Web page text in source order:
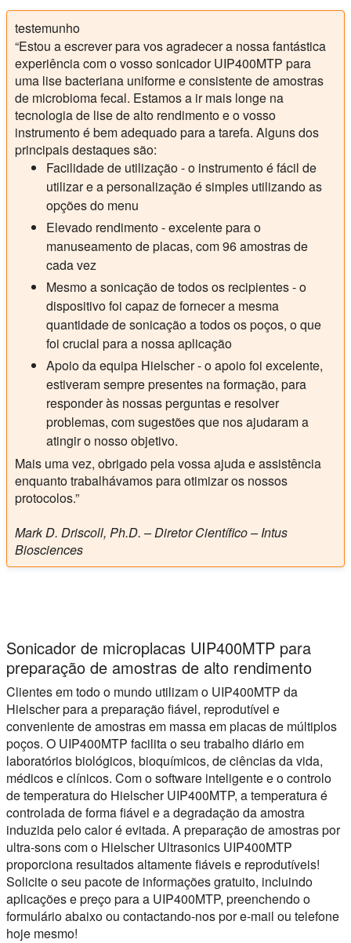
testemunho
“Estou a escrever para vos agradecer a nossa fantástica
experiência com o vosso sonicador UIP400MTP para
uma lise bacteriana uniforme e consistente de amostras
de microbioma fecal. Estamos a ir mais longe na
tecnologia de lise de alto rendimento e o vosso
instrumento é bem adequado para a tarefa. Alguns dos
principais destaques são:
Facilidade de utilização - o instrumento é fácil de
utilizar e a personalização é simples utilizando as
opções do menu
Elevado rendimento - excelente para o
manuseamento de placas, com 96 amostras de
cada vez
Mesmo a sonicação de todos os recipientes - o
dispositivo foi capaz de fornecer a mesma
quantidade de sonicação a todos os poços, o que
foi crucial para a nossa aplicação
Apoio da equipa Hielscher - o apoio foi excelente,
estiveram sempre presentes na formação, para
responder às nossas perguntas e resolver
problemas, com sugestões que nos ajudaram a
atingir o nosso objetivo.
Mais uma vez, obrigado pela vossa ajuda e assistência
enquanto trabalhávamos para otimizar os nossos
protocolos.”
Mark D. Driscoll, Ph.D. – Diretor Científico – Intus
Biosciences
Sonicador de microplacas UIP400MTP para
preparação de amostras de alto rendimento
Clientes em todo o mundo utilizam o UIP400MTP da
Hielscher para a preparação fiável, reprodutível e
conveniente de amostras em massa em placas de múltiplos
poços. O UIP400MTP facilita o seu trabalho diário em
laboratórios biológicos, bioquímicos, de ciências da vida,
médicos e clínicos. Com o software inteligente e o controlo
de temperatura do Hielscher UIP400MTP, a temperatura é
controlada de forma fiável e a degradação da amostra
induzida pelo calor é evitada. A preparação de amostras por
ultra-sons com o Hielscher Ultrasonics UIP400MTP
proporciona resultados altamente fiáveis e reprodutíveis!
Solicite o seu pacote de informações gratuito, incluindo
aplicações e preço para a UIP400MTP, preenchendo o
formulário abaixo ou contactando-nos por e-mail ou telefone
hoje mesmo!